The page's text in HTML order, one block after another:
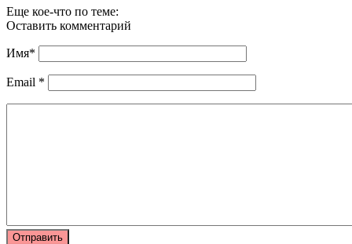
Еще кое-что по теме:
Оставить комментарий
Имя*
Email *